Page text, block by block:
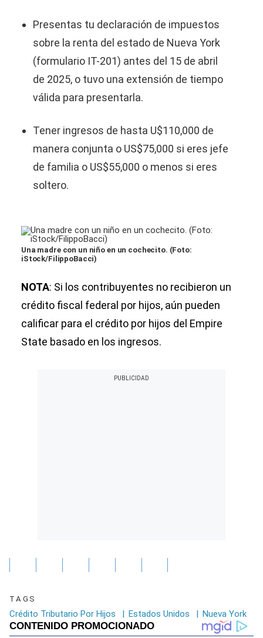
Presentas tu declaración de impuestos
sobre la renta del estado de Nueva York
(formulario IT-201) antes del 15 de abril
de 2025, o tuvo una extensión de tiempo
válida para presentarla.
Tener ingresos de hasta U$110,000 de
manera conjunta o US$75,000 si eres jefe
de familia o US$55,000 o menos si eres
soltero.
Una madre con un niño en un cochecito. (Foto:
iStock/FilippoBacci)
NOTA: Si los contribuyentes no recibieron un
crédito fiscal federal por hijos, aún pueden
calificar para el crédito por hijos del Empire
State basado en los ingresos.
TAGS
Crédito Tributario Por Hijos | Estados Unidos | Nueva York